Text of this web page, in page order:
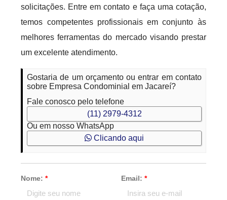
solicitações. Entre em contato e faça uma cotação,
temos competentes profissionais em conjunto às
melhores ferramentas do mercado visando prestar
um excelente atendimento.
Gostaria de um orçamento ou entrar em contato
sobre Empresa Condominial em Jacareí?
Fale conosco pelo telefone
(11) 2979-4312
Ou em nosso WhatsApp
Clicando aqui
Nome:* Email: *